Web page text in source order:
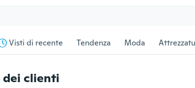
Visti di recente Tendenza Moda
dei clienti